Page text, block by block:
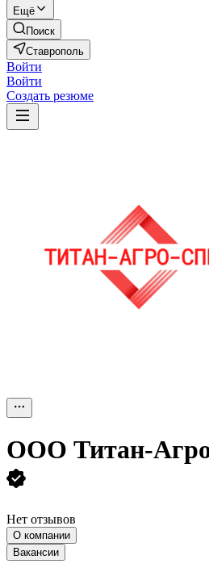
Ещё
Поиск
Ставрополь
Войти
Войти
Создать резюме
ООО Титан-
Нет отзывов
О компании
Вакансии